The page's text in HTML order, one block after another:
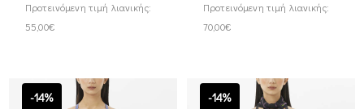
Προτεινόμενη τιμή λιανικής:
55,00€
Προτεινόμενη τιμή λιανικής:
70,00€
-14% -14%